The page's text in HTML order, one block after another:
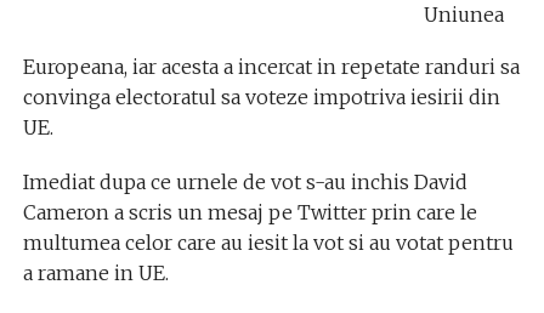
Uniunea
Europeana, iar acesta a incercat in repetate randuri sa
convinga electoratul sa voteze impotriva iesirii din
UE.
Imediat dupa ce urnele de vot s-au inchis David
Cameron a scris un mesaj pe Twitter prin care le
multumea celor care au iesit la vot si au votat pentru
a ramane in UE.